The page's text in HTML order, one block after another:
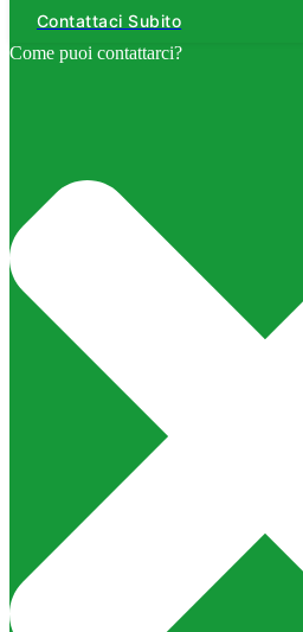
Contattaci Subito
Come puoi contattarci?